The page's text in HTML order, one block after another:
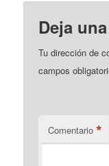
Deja
Tu dirección de
campos
Comentario *